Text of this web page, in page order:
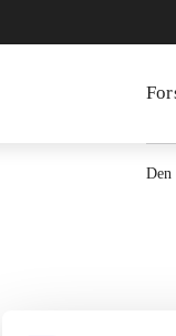
Den